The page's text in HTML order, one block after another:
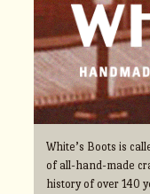
White’s Boots is
of all-hand-made
history of over 140